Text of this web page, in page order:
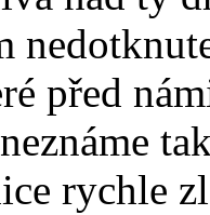
před
rychle